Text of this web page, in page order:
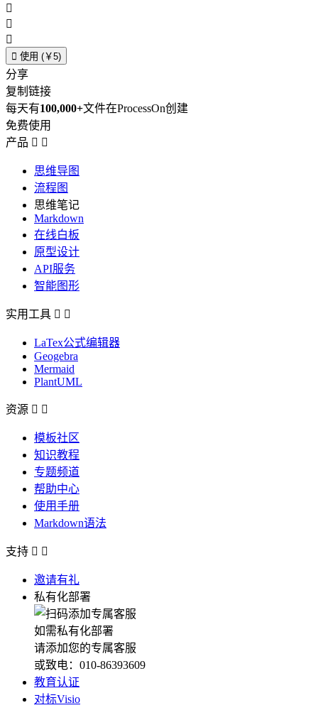



 使用 (￥5)
分享
复制链接
每天有100,000+文件在ProcessOn创建
免费使用
产品  
思维导图
流程图
思维笔记
Markdown
在线白板
原型设计
API服务
智能图形
实用工具  
LaTex公式编辑器
Geogebra
Mermaid
PlantUML
资源  
模板社区
知识教程
专题频道
帮助中心
使用手册
Markdown语法
支持  
邀请有礼
私有化部署
如需私有化部署
请添加您的专属客服
或致电：010-86393609
教育认证
对标Visio